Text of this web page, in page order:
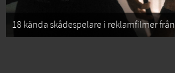
18 kända skådespelare i reklamfilmer